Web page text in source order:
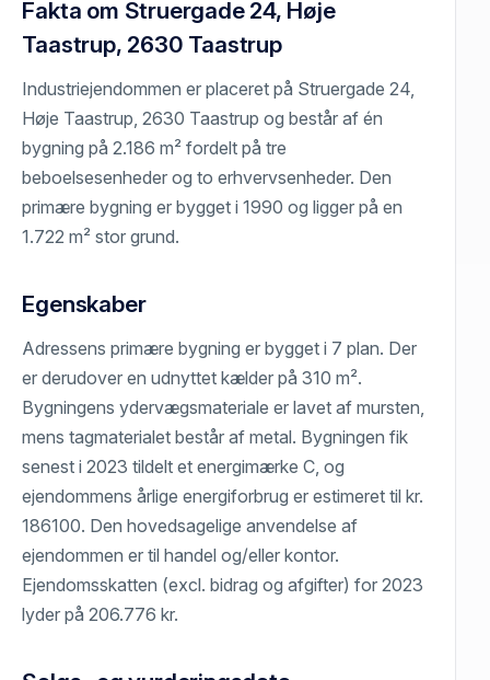
Fakta om Struergade 24, Høje
Taastrup, 2630 Taastrup
Industriejendommen er placeret på Struergade 24,
Høje Taastrup, 2630 Taastrup og består af én
bygning på 2.186 m² fordelt på tre
beboelsesenheder og to erhvervsenheder. Den
primære bygning er bygget i 1990 og ligger på en
1.722 m² stor grund.
Egenskaber
Adressens primære bygning er bygget i 7 plan. Der
er derudover en udnyttet kælder på 310 m².
Bygningens ydervægsmateriale er lavet af mursten,
mens tagmaterialet består af metal. Bygningen fik
senest i 2023 tildelt et energimærke C, og
ejendommens årlige energiforbrug er estimeret til kr.
186100. Den hovedsagelige anvendelse af
ejendommen er til handel og/eller kontor.
Ejendomsskatten (excl. bidrag og afgifter) for 2023
lyder på 206.776 kr.